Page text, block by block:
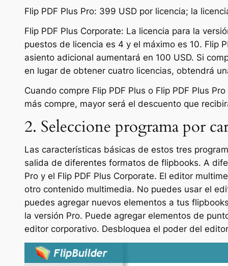
Flip PDF Plus Pro: 399 USD por licencia; la
Flip PDF Plus Corporate: La licencia para la
puestos de licencia es 4 y el máximo es 10. Flip
asiento adicional aumentará en 100 USD. Si
en lugar de obtener cuatro licencias, obtendrá
Cuando compre Flip PDF Plus o Flip PDF Plus
más compre, mayor será el descuento que
2. Seleccione programa por
Las características básicas de estos tres
salida de diferentes formatos de flipbooks. A
Pro y el Flip PDF Plus Corporate. El editor
otro contenido multimedia. No puedes usar el
puedes agregar nuevos elementos a tus
la versión Pro. Puede agregar elementos de
editor corporativo. Desbloquea el poder del